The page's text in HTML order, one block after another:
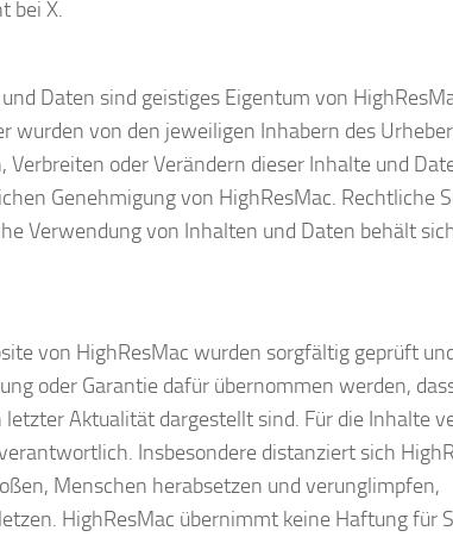
bei X.
Daten sind geistiges Eigentum von
wurden von den jeweiligen Inhabern des
oder Verändern dieser Inhalte und
Genehmigung von HighResMac. Rechtliche
Verwendung von Inhalten und Daten behält
von HighResMac wurden sorgfältig geprüft
oder Garantie dafür übernommen werden,
Aktualität dargestellt sind. Für die Inhalte
Insbesondere distanziert sich
Menschen herabsetzen und verunglimpfen,
HighResMac übernimmt keine Haftung für